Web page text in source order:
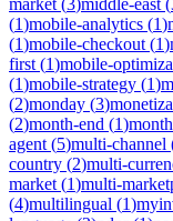
(1)mobile-analytics (1)
(1)mobile-checkout (1)
first (1)mobile-
(1)mobile-strategy (1)
(2)monday (3)
(2)month-end (1)
agent (5)multi-channel
country (2)multi-
market (1)multi-
(4)multilingual (1)